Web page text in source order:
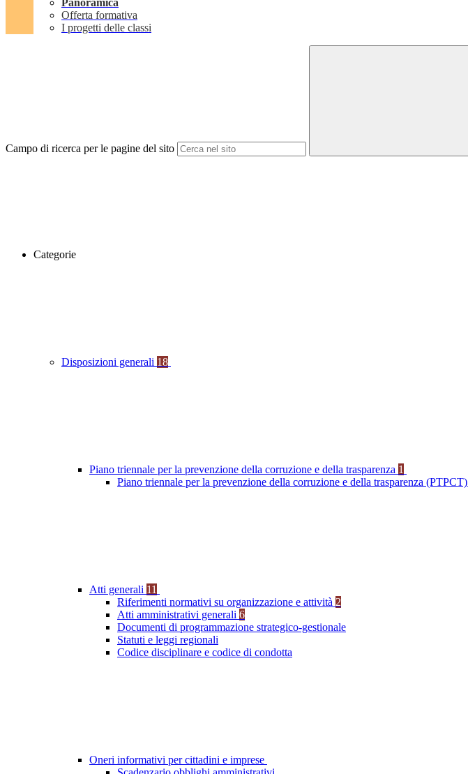
Panoramica
Offerta formativa
I progetti delle classi
Campo di ricerca per le pagine del sito
Categorie
Disposizioni generali 18
Piano triennale per la prevenzione della corruzione e della trasparenza 1
Piano triennale per la prevenzione della corruzione e della trasparenza (PTPCT)
Atti generali 11
Riferimenti normativi su organizzazione e attività 2
Atti amministrativi generali 6
Documenti di programmazione strategico-gestionale
Statuti e leggi regionali
Codice disciplinare e codice di condotta
Oneri informativi per cittadini e imprese